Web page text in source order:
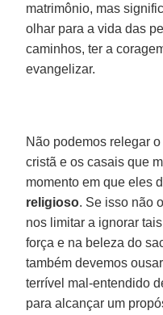
matrimônio, mas
olhar para a vida das
caminhos, ter a
evangelizar.
Não podemos relegar
cristã e os casais que
momento em que eles
religioso. Se isso não
nos limitar a ignorar
força e na beleza do
também devemos
terrível mal-entendido
para alcançar um